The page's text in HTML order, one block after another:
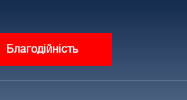
Благодійність